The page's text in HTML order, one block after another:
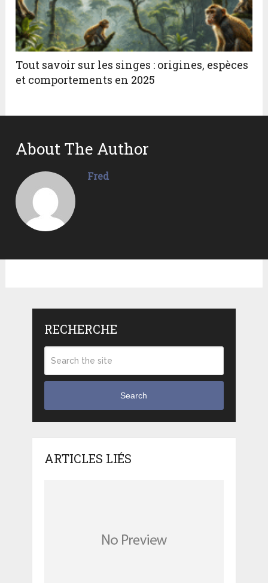
Tout savoir sur les singes : origines, espèces
et comportements en 2025
About The Author
Fred
RECHERCHE
Search
ARTICLES LIÉS